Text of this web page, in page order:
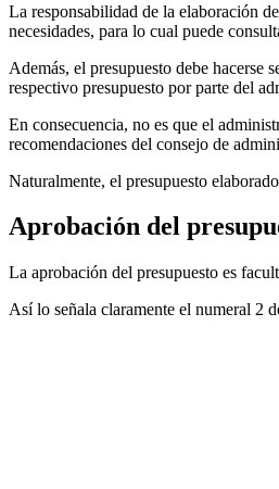
La responsabilidad de la elaboración
necesidades, para lo cual puede
Además, el presupuesto debe hacerse
respectivo presupuesto por parte del
En consecuencia, no es que el
recomendaciones del consejo de
Naturalmente, el presupuesto
Aprobación del
La aprobación del presupuesto es
Así lo señala claramente el numeral 2